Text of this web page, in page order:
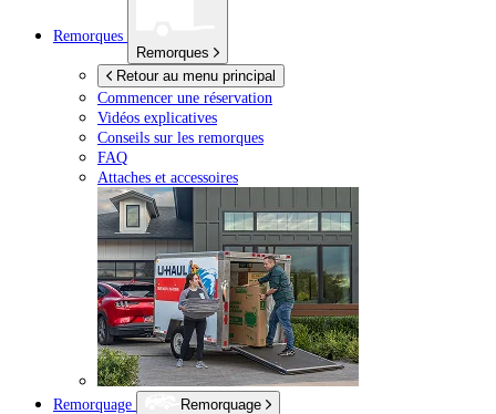
Remorques
Remorques
Retour au menu principal
Commencer une réservation
Vidéos explicatives
Conseils sur les remorques
FAQ
Attaches et accessoires
Remorquage
Remorquage